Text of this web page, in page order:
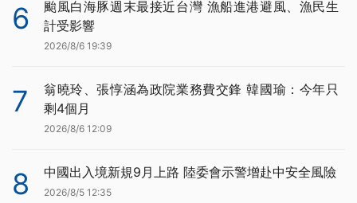
6
颱風白海豚週末最接近台灣 漁船進港避風、漁民生
計受影響
2026/8/6 19:39
7
翁曉玲、張惇涵為政院業務費交鋒 韓國瑜：今年只
剩4個月
2026/8/6 12:09
8 中國出入境新規9月上路 陸委會示警增赴中安全風險
2026/8/5 12:35